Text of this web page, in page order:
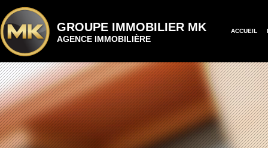
GROUPE IMMOBILIER MK
AGENCE IMMOBILIÈRE
ACCUEIL